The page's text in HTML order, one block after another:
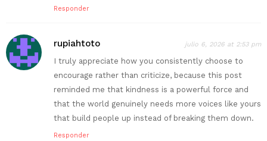
Responder
rupiahtoto julio 6, 2026 at 2:53 pm
I truly appreciate how you consistently choose to
encourage rather than criticize, because this post
reminded me that kindness is a powerful force and
that the world genuinely needs more voices like yours
that build people up instead of breaking them down.
Responder